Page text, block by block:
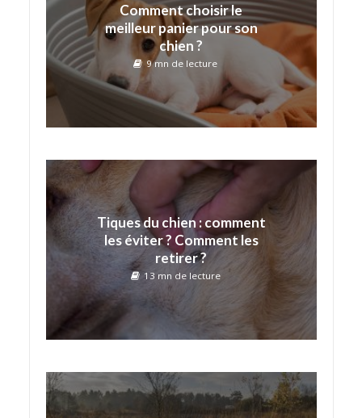
Comment choisir le
meilleur panier pour son
chien ?
9 mn de lecture
Tiques du chien : comment
les éviter ? Comment les
retirer ?
13 mn de lecture